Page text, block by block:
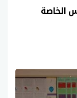
الخاصة